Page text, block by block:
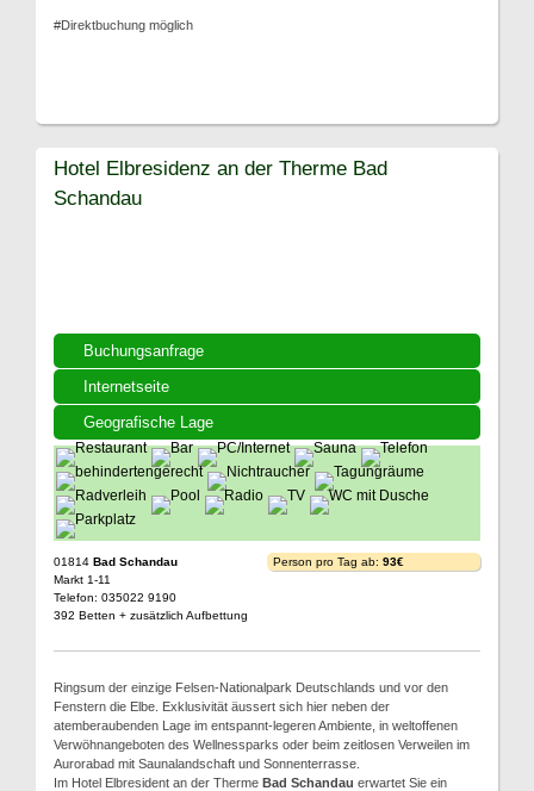
#Direktbuchung möglich
Buchungsanfrage
Internetseite
Geografische Lage
Hotel Elbresidenz an der Therme Bad
Schandau
01814 Bad Schandau
Markt 1-11
Telefon: 035022 9190
392 Betten + zusätzlich Aufbettung
Person pro Tag ab: 93€
Ringsum der einzige Felsen-Nationalpark Deutschlands und vor den
Fenstern die Elbe. Exklusivität äussert sich hier neben der
atemberaubenden Lage im entspannt-legeren Ambiente, in weltoffenen
Verwöhnangeboten des Wellnessparks oder beim zeitlosen Verweilen im
Aurorabad mit Saunalandschaft und Sonnenterrasse.
Im Hotel Elbresident an der Therme Bad Schandau erwartet Sie ein